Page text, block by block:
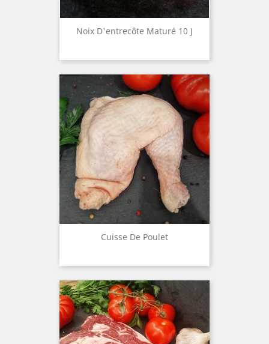
Noix D'entrecôte Maturé 10 J
Cuisse De Poulet